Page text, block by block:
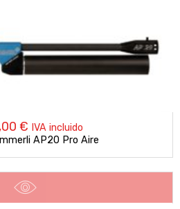
€ IVA incluido
AP20 Pro Aire